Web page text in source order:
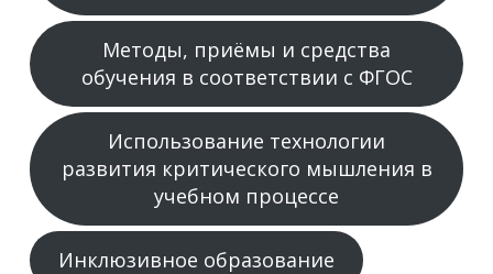
Методы, приёмы и средства
обучения в соответствии с ФГОС
Использование технологии
развития критического мышления в
учебном процессе
Инклюзивное образование